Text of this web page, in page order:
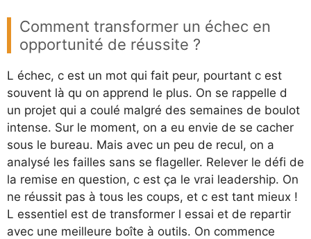
Comment transformer un échec en
opportunité de réussite ?
L échec, c est un mot qui fait peur, pourtant c est
souvent là qu on apprend le plus. On se rappelle d
un projet qui a coulé malgré des semaines de boulot
intense. Sur le moment, on a eu envie de se cacher
sous le bureau. Mais avec un peu de recul, on a
analysé les failles sans se flageller. Relever le défi de
la remise en question, c est ça le vrai leadership. On
ne réussit pas à tous les coups, et c est tant mieux !
L essentiel est de transformer l essai et de repartir
avec une meilleure boîte à outils. On commence